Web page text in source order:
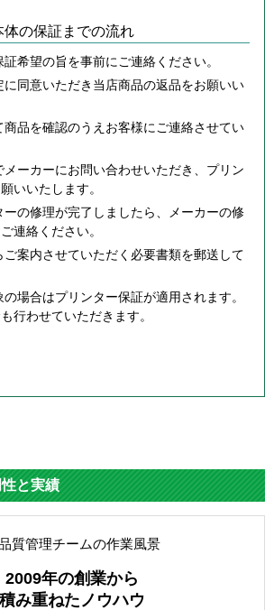
体の保証までの流れ
希望の旨を事前にご連絡ください。
に同意いただき当店商品の返品をお願いい
商品を確認のうえお客様にご連絡させてい
ーカーにお問い合わせいただき、プリン
いいたします。
ーの修理が完了しましたら、メーカーの修
連絡ください。
案内させていただく必要書類を郵送して
場合はプリンター保証が適用されます。
行わせていただきます。
と実績
2009年の創業から
積み重ねたノウハウ